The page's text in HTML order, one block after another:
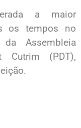
a maior
os tempos no
Assembleia
Cutrim (PDT),